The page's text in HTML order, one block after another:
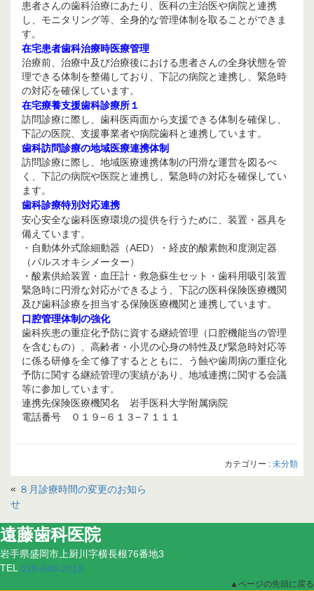
患者さんの歯科治療にあたり、医科の主治医や病院と連携
し、モニタリング等、全身的な管理体制を取ることができま
す。
在宅患者歯科治療時医療管理
治療前、治療中及び治療後における患者さんの全身状態を管
理できる体制を整備しており、下記の病院と連携し、緊急時
の対応を確保しています。
在宅療養支援歯科診療所１
訪問診療に際し、歯科医両面から支援できる体制を確保し、
下記の医院、支援事業者や病院歯科と連携しています。
歯科訪問診療の地域医療連携体制
訪問診療に際し、地域医療連携体制の円滑な運営を図るべ
く、下記の病院や医院と連携し、緊急時の対応を確保してい
ます。
歯科診療特別対応連携
安心安全な歯科医療環境の提供を行うために、装置・器具を
備えています。
・自動体外式除細動器（AED）・経皮的酸素飽和度測定器
（パルスオキシメーター）
・酸素供給装置・血圧計・救急蘇生セット・歯科用吸引装置
緊急時に円滑な対応ができるよう、下記の医科保険医療機関
及び歯科診療を担当する保険医療機関と連携しています。
口腔管理体制の強化
歯科疾患の重症化予防に資する継続管理（口腔機能当の管理
を含むもの）、高齢者・小児の心身の特性及び緊急時対応等
に係る研修を全て修了するとともに、う蝕や歯周病の重症化
予防に関する継続管理の実績があり、地域連携に関する会議
等に参加しています。
連携先保険医療機関名 岩手医科大学附属病院
電話番号 ０１９−６１３−７１１１
カテゴリー : 未分類
« ８月診療時間の変更のお知ら
せ
遠藤歯科医院
岩手県盛岡市上厨川字横長根76番地3
TEL019-648-2010
▲ページの先頭に戻る